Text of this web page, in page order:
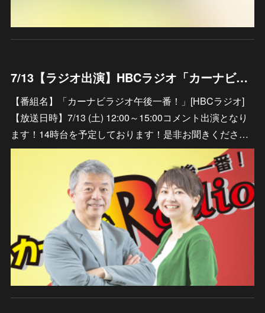
7/13【ラジオ出演】HBCラジオ「カーナビラジオ午後一番！」
【番組名】「カーナビラジオ午後一番！」[HBCラジオ]
【放送日時】7/13 (土) 12:00～15:00コメント出演となり
ます！14時台を予定しております！是非お聞きくださ…